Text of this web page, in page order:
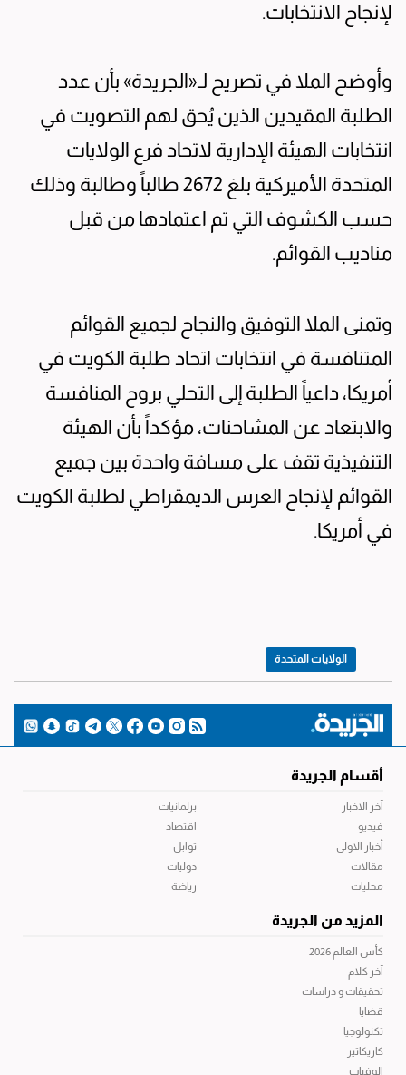
لإنجاح الانتخابات.
وأوضح الملا في تصريح لـ«الجريدة» بأن عدد
الطلبة المقيدين الذين يُحق لهم التصويت في
انتخابات الهيئة الإدارية لاتحاد فرع الولايات
المتحدة الأميركية بلغ 2672 طالباً وطالبة وذلك
حسب الكشوف التي تم اعتمادها من قبل
مناديب القوائم.
وتمنى الملا التوفيق والنجاح لجميع القوائم
المتنافسة في انتخابات اتحاد طلبة الكويت في
أمريكا، داعياً الطلبة إلى التحلي بروح المنافسة
والابتعاد عن المشاحنات، مؤكداً بأن الهيئة
التنفيذية تقف على مسافة واحدة بين جميع
القوائم لإنجاح العرس الديمقراطي لطلبة الكويت
في أمريكا.
الولايات المتحدة
أقسام الجريدة
آخر الاخبار
فيديو
أخبار الاولى
مقالات
محليات
برلمانيات
اقتصاد
توابل
دوليات
رياضة
المزيد من الجريدة
كأس العالم 2026
آخر كلام
تحقيقات و دراسات
قضايا
تكنولوجيا
كاريكاتير
الوفيات